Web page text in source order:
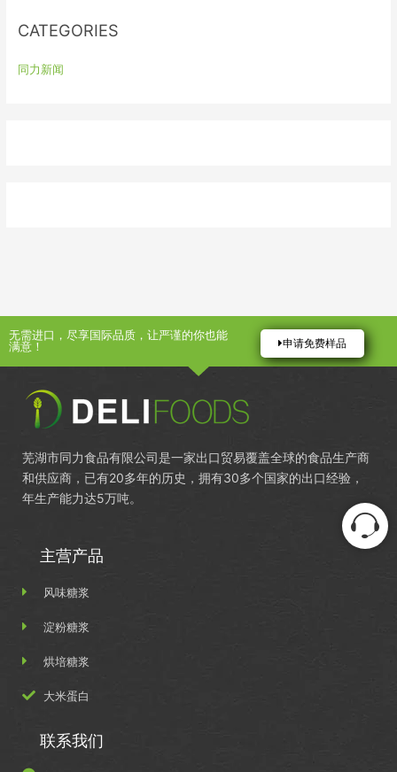
CATEGORIES
同力新闻
无需进口，尽享国际品质，让严谨的你也能
满意！
申请免费样品
芜湖市同力食品有限公司是一家出口贸易覆盖全球的食品生产商
和供应商，已有20多年的历史，拥有30多个国家的出口经验，
年生产能力达5万吨。
主营产品
风味糖浆
淀粉糖浆
烘培糖浆
大米蛋白
联系我们